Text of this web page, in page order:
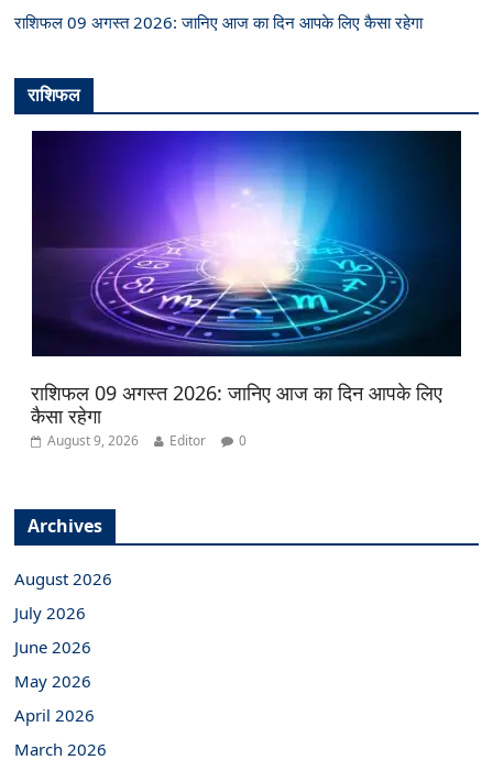
राशिफल 09 अगस्त 2026: जानिए आज का दिन आपके लिए कैसा रहेगा
राशिफल
राशिफल 09 अगस्त 2026: जानिए आज का दिन आपके लिए
कैसा रहेगा
August 9, 2026 Editor 0
Archives
August 2026
July 2026
June 2026
May 2026
April 2026
March 2026